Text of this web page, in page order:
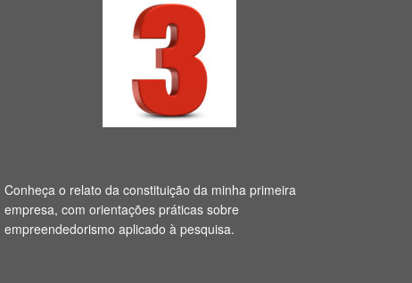
Conheça o relato da constituição da minha primeira
empresa, com orientações práticas sobre
empreendedorismo aplicado à pesquisa.